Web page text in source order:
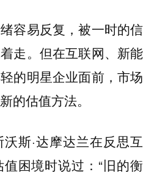
容易反复，被一时的信
走。但在互联网、新能
的明星企业面前，市场
的估值方法。
斯·达摩达兰在反思互
困境时说过：“旧的衡